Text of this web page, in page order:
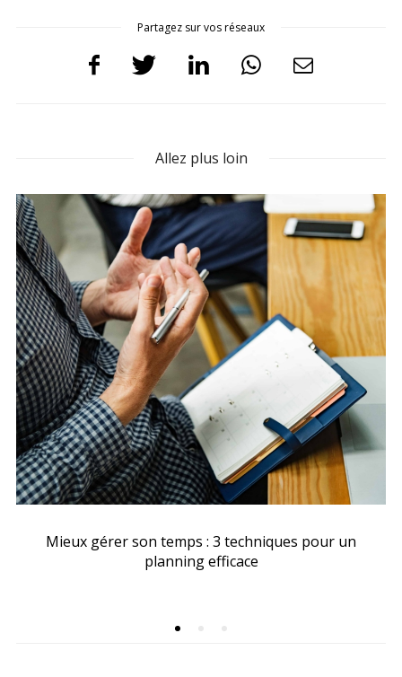
Partagez sur vos réseaux
Allez plus loin
Mieux gérer son temps : 3 techniques pour un
planning efficace